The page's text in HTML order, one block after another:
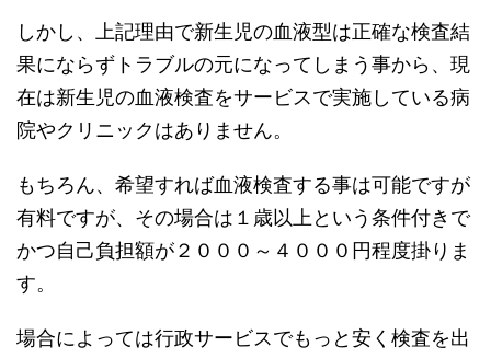
しかし、上記理由で新生児の血液型は正確な検査結
果にならずトラブルの元になってしまう事から、現
在は新生児の血液検査をサービスで実施している病
院やクリニックはありません。
もちろん、希望すれば血液検査する事は可能ですが
有料ですが、その場合は１歳以上という条件付きで
かつ自己負担額が２０００～４０００円程度掛りま
す。
場合によっては行政サービスでもっと安く検査を出